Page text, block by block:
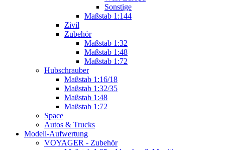
Sonstige
Maßstab 1:144
Zivil
Zubehör
Maßstab 1:32
Maßstab 1:48
Maßstab 1:72
Hubschrauber
Maßstab 1:16/18
Maßstab 1:32/35
Maßstab 1:48
Maßstab 1:72
Space
Autos & Trucks
Modell-Aufwertung
VOYAGER - Zubehör